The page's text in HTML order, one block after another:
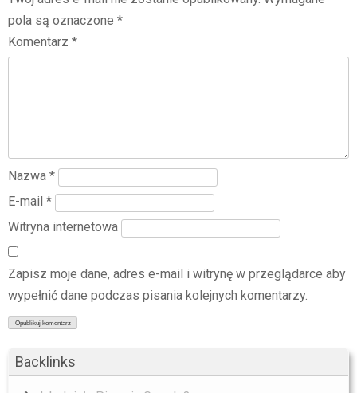
Backlinks
pola są oznaczone *
Komentarz *
Nazwa *
E-mail *
Witryna internetowa
Zapisz moje dane, adres e-mail i witrynę w przeglądarce aby
wypełnić dane podczas pisania kolejnych komentarzy.